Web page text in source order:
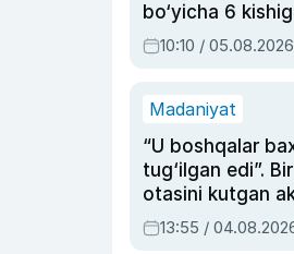
bo‘yicha 6
hukmi o‘qildi
10:10 / 05.08.2026
Madaniyat
“U boshqalar
tug‘ilgan edi”.
otasini kutgan
dublyaj ustasi
Ahmedovaning
13:55 /